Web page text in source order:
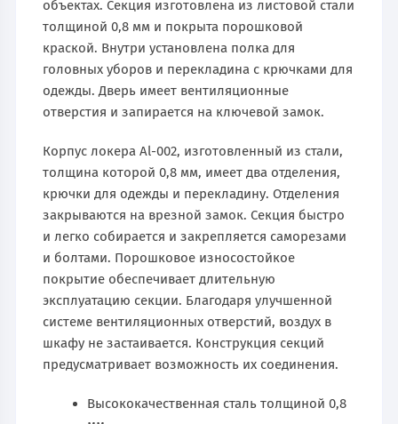
объектах. Секция изготовлена из листовой стали
толщиной 0,8 мм и покрыта порошковой
краской. Внутри установлена полка для
головных уборов и перекладина с крючками для
одежды. Дверь имеет вентиляционные
отверстия и запирается на ключевой замок.
Корпус локера Al-002, изготовленный из стали,
толщина которой 0,8 мм, имеет два отделения,
крючки для одежды и перекладину. Отделения
закрываются на врезной замок. Секция быстро
и легко собирается и закрепляется саморезами
и болтами. Порошковое износостойкое
покрытие обеспечивает длительную
эксплуатацию секции. Благодаря улучшенной
системе вентиляционных отверстий, воздух в
шкафу не застаивается. Конструкция секций
предусматривает возможность их соединения.
Высококачественная сталь толщиной 0,8